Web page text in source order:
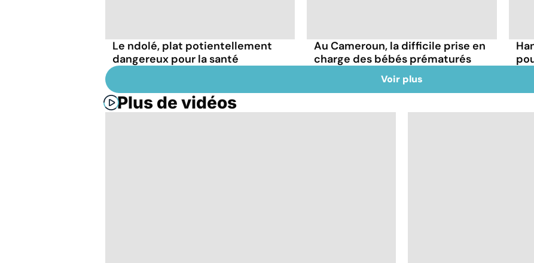
Le ndolé, plat potientellement
dangereux pour la santé
Au Cameroun, la difficile prise en
charge des bébés prématurés
Voir plus
Plus de vidéos